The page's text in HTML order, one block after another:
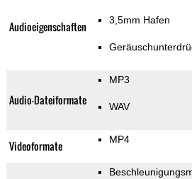
Audioeigenschaften 3,5mm Hafen
Audio-Dateiformate
MP3
WAV
Videoformate MP4